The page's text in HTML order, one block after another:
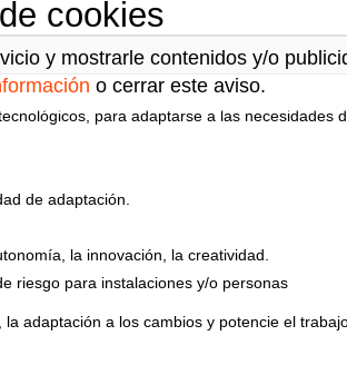
para adaptarse a las necesidades
de adaptación.
la innovación, la creatividad.
riesgo para instalaciones y/o personas
adaptación a los cambios y potencie el
cookies
y mostrarle contenidos y/o
o cerrar este aviso.